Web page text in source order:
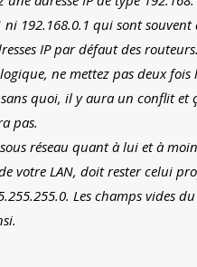
ni 192.168.0.1 qui sont souvent
IP par défaut des
ne mettez pas deux fois
sans quoi, il y aura un conflit et
pas.
réseau quant à lui et à
votre LAN, doit rester celui
Les champs vides